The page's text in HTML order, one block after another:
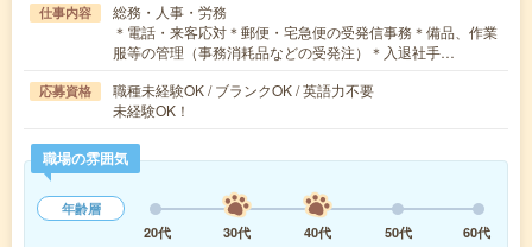
仕事内容
総務・人事・労務
＊電話・来客応対＊郵便・宅急便の受発信事務＊備品、作業
服等の管理（事務消耗品などの受発注）＊入退社手…
応募資格
職種未経験OK / ブランクOK / 英語力不要
未経験OK！
職場の雰囲気
年齢層
20代
30代 40代 50代
60代